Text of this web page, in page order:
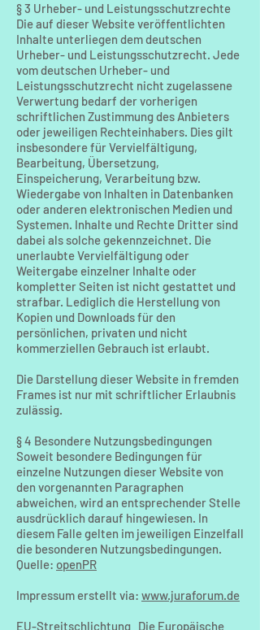
§ 3 Urheber- und Leistungsschutzrechte
Die auf dieser Website veröffentlichten
Inhalte unterliegen dem deutschen
Urheber- und Leistungsschutzrecht. Jede
vom deutschen Urheber- und
Leistungsschutzrecht nicht zugelassene
Verwertung bedarf der vorherigen
schriftlichen Zustimmung des Anbieters
oder jeweiligen Rechteinhabers. Dies gilt
insbesondere für Vervielfältigung,
Bearbeitung, Übersetzung,
Einspeicherung, Verarbeitung bzw.
Wiedergabe von Inhalten in Datenbanken
oder anderen elektronischen Medien und
Systemen. Inhalte und Rechte Dritter sind
dabei als solche gekennzeichnet. Die
unerlaubte Vervielfältigung oder
Weitergabe einzelner Inhalte oder
kompletter Seiten ist nicht gestattet und
strafbar. Lediglich die Herstellung von
Kopien und Downloads für den
persönlichen, privaten und nicht
kommerziellen Gebrauch ist erlaubt.
Die Darstellung dieser Website in fremden
Frames ist nur mit schriftlicher Erlaubnis
zulässig.
§ 4 Besondere Nutzungsbedingungen
Soweit besondere Bedingungen für
einzelne Nutzungen dieser Website von
den vorgenannten Paragraphen
abweichen, wird an entsprechender Stelle
ausdrücklich darauf hingewiesen. In
diesem Falle gelten im jeweiligen Einzelfall
die besonderen Nutzungsbedingungen.
Quelle: openPR
Impressum erstellt via: www.juraforum.de
EU-Streitschlichtung Die Europäische